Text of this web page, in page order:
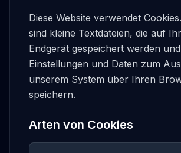
Diese Website verwendet
sind kleine Textdateien, die auf
Endgerät gespeichert werden
Einstellungen und Daten zum
unserem System über Ihren
speichern.
Arten von Cookies